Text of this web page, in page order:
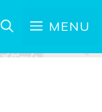
MENU